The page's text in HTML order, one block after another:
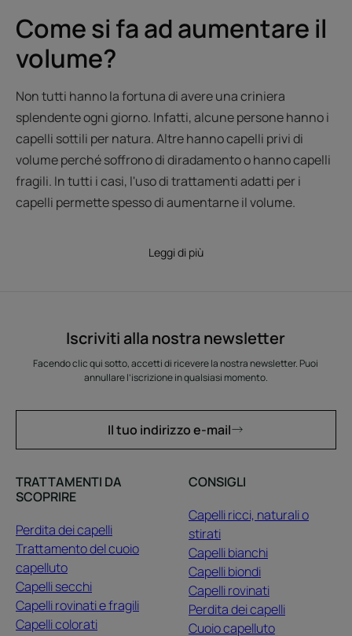
Come si fa ad aumentare il
volume?
Non tutti hanno la fortuna di avere una criniera
splendente ogni giorno. Infatti, alcune persone hanno i
capelli sottili per natura. Altre hanno capelli privi di
volume perché soffrono di diradamento o hanno capelli
fragili. In tutti i casi, l'uso di trattamenti adatti per i
capelli permette spesso di aumentarne il volume.
Leggi di più
Iscriviti alla nostra newsletter
Facendo clic qui sotto, accetti di ricevere la nostra newsletter. Puoi
annullare l’iscrizione in qualsiasi momento.
Il tuo indirizzo e-mail
TRATTAMENTI DA
SCOPRIRE
Perdita dei capelli
Trattamento del cuoio
capelluto
Capelli secchi
Capelli rovinati e fragili
Capelli colorati
CONSIGLI
Capelli ricci, naturali o
stirati
Capelli bianchi
Capelli biondi
Capelli rovinati
Perdita dei capelli
Cuoio capelluto